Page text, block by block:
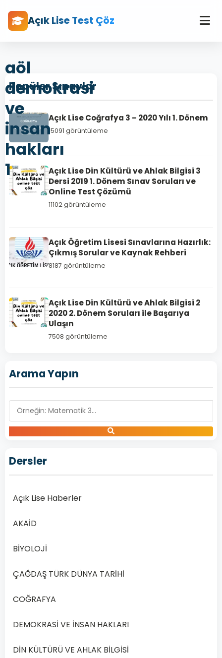
Açık Lise Test Çöz
aöl
demokrasi
ve
insan
hakları
1
DEMOKRASİ
VE İNSAN
HAKLARI 1
Demokrasi
ve
İnsan
Hakları
1
2020
2.
Dönem
Sorularıyla
Yakalayın
Açık
Demokrasi
İnsan
1
2020
Popüler Sınavlar
Açık Lise Coğrafya 3 – 2020 Yılı 1. Dönem
15091 görüntüleme
Açık Lise Din Kültürü ve Ahlak Bilgisi 3
Dersi 2019 1. Dönem Sınav Soruları ve
Online Test Çözümü
11102 görüntüleme
Açık Öğretim Lisesi Sınavlarına Hazırlık:
Çıkmış Sorular ve Kaynak Rehberi
8187 görüntüleme
Açık Lise Din Kültürü ve Ahlak Bilgisi 2
2020 2. Dönem Soruları ile Başarıya
Ulaşın
7508 görüntüleme
Arama Yapın
Dersler
Açık Lise Haberler
AKAİD
BİYOLOJİ
ÇAĞDAŞ TÜRK DÜNYA TARİHİ
COĞRAFYA
DEMOKRASİ VE İNSAN HAKLARI
DİN KÜLTÜRÜ VE AHLAK BİLGİSİ